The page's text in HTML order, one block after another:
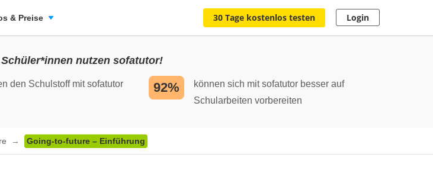
& Preise 30 Tage kostenlos testen Login
nutzen sofatutor!
den Schulstoff mit sofatutor
92%
können sich mit sofatutor besser auf
Schularbeiten vorbereiten
Going-to-future – Einführung